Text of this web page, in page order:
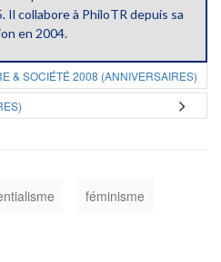
Il collabore à PhiloTR depuis sa
en 2004.
& SOCIÉTÉ 2008 (ANNIVERSAIRES)
féminisme